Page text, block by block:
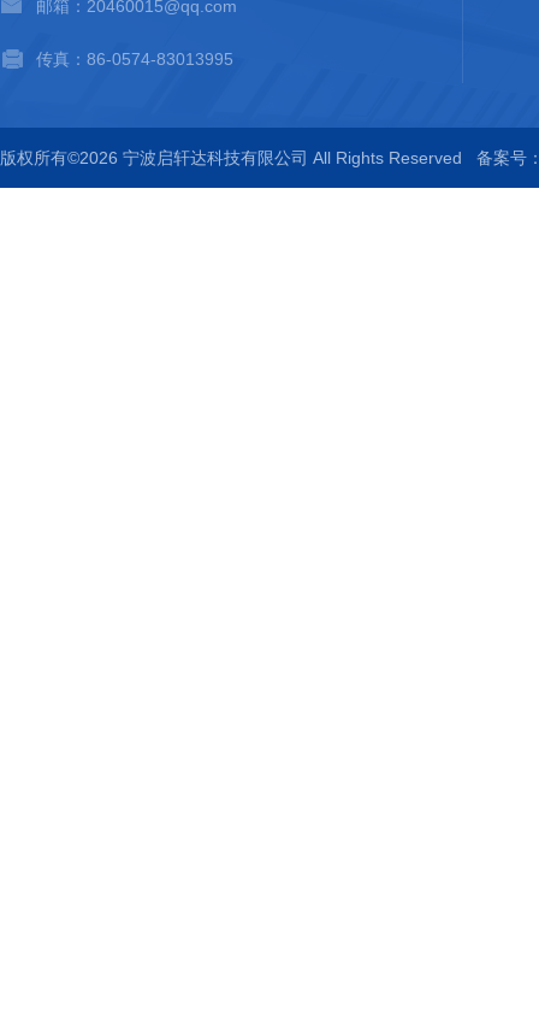
邮箱：20460015@qq.com
传真：86-0574-83013995
版权所有©2026 宁波启轩达科技有限公司 All Rights Reserved 备案号